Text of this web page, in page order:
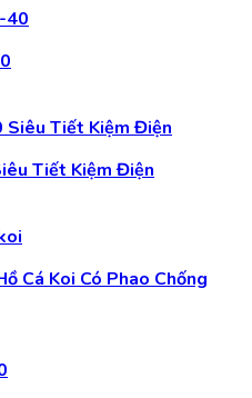
Tiết Kiệm Điện
Cá Koi Có Phao Chống